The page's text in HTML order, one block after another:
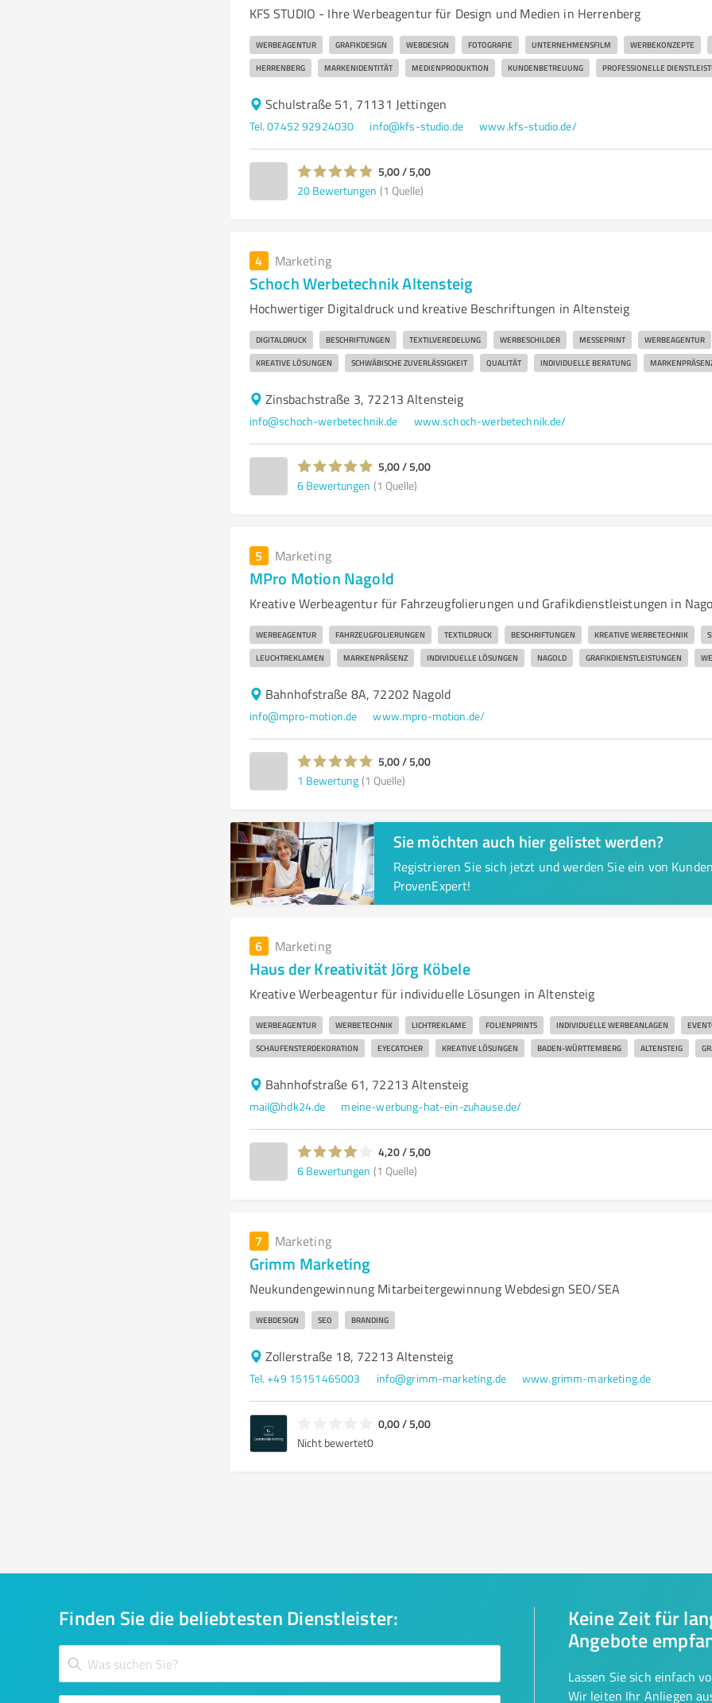
KFS STUDIO - Ihre Werbeagentur für Design und Medien in Herrenberg
WERBEAGENTUR GRAFIKDESIGN WEBDESIGN FOTOGRAFIE UNTERNEHMENSFILM WERBEKONZEPTE
HERRENBERG MARKENIDENTITÄT MEDIENPRODUKTION KUNDENBETREUUNG PROFESSIONELLE
Schulstraße 51, 71131 Jettingen
Tel. 07452 92924030 info@kfs-studio.de www.kfs-studio.de/
5,00 / 5,00
20 Bewertungen (1 Quelle)
4 Marketing
Schoch Werbetechnik Altensteig
Hochwertiger Digitaldruck und kreative Beschriftungen in Altensteig
DIGITALDRUCK BESCHRIFTUNGEN TEXTILVEREDELUNG WERBESCHILDER MESSEPRINT WERBEAGENTUR
KREATIVE LÖSUNGEN SCHWÄBISCHE ZUVERLÄSSIGKEIT QUALITÄT INDIVIDUELLE BERATUNG
Zinsbachstraße 3, 72213 Altensteig
info@schoch-werbetechnik.de www.schoch-werbetechnik.de/
5,00 / 5,00
6 Bewertungen (1 Quelle)
5 Marketing
MPro Motion Nagold
Kreative Werbeagentur für Fahrzeugfolierungen und Grafikdienstleistungen in Nago
WERBEAGENTUR FAHRZEUGFOLIERUNGEN TEXTILDRUCK BESCHRIFTUNGEN KREATIVE WERBETECHNIK
LEUCHTREKLAMEN MARKENPRÄSENZ INDIVIDUELLE LÖSUNGEN NAGOLD GRAFIKDIENSTLEISTUNGEN
Bahnhofstraße 8A, 72202 Nagold
info@mpro-motion.de www.mpro-motion.de/
5,00 / 5,00
1 Bewertung (1 Quelle)
Sie möchten auch hier gelistet werden?
Registrieren Sie sich jetzt und werden Sie ein von
ProvenExpert!
6 Marketing
Haus der Kreativität Jörg Köbele
Kreative Werbeagentur für individuelle Lösungen in Altensteig
WERBEAGENTUR WERBETECHNIK LICHTREKLAME FOLIENPRINTS INDIVIDUELLE WERBEANLAGEN
SCHAUFENSTERDEKORATION EYECATCHER KREATIVE LÖSUNGEN BADEN-WÜRTTEMBERG ALTENSTEIG
Bahnhofstraße 61, 72213 Altensteig
mail@hdk24.de meine-werbung-hat-ein-zuhause.de/
4,20 / 5,00
6 Bewertungen (1 Quelle)
7 Marketing
Grimm Marketing
Neukundengewinnung Mitarbeitergewinnung Webdesign SEO/SEA
WEBDESIGN SEO BRANDING
Zollerstraße 18, 72213 Altensteig
Tel. +49 15151465003 info@grimm-marketing.de www.grimm-marketing.de
0,00 / 5,00
Nicht bewertet0
Finden Sie die beliebtesten Dienstleister:
Keine Zeit für
Angebote
Lassen Sie sich einfach
Wir leiten Ihr Anliegen